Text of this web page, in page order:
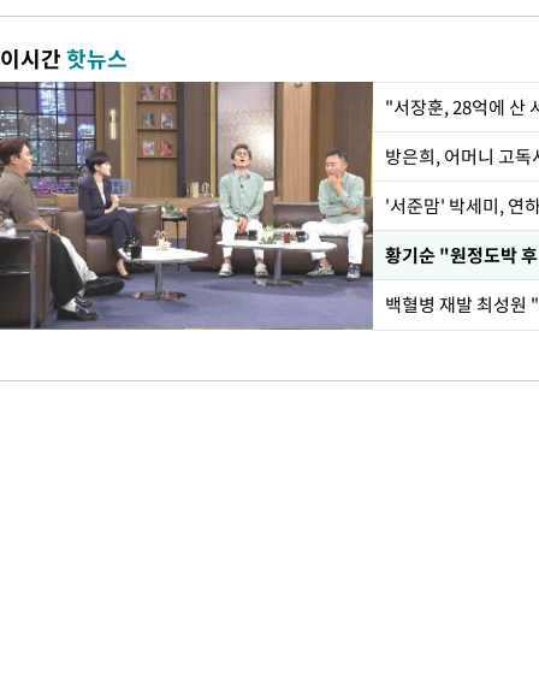
이시간핫뉴스
"서장훈, 28억에 산
방은희, 어머니 고
'서준맘' 박세미, 연
황기순 "원정도박
백혈병 재발 최성원